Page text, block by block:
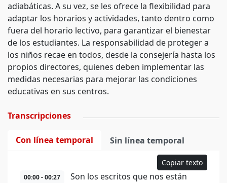
adiabáticas. A su vez, se les ofrece la flexibilidad para
adaptar los horarios y actividades, tanto dentro como
fuera del horario lectivo, para garantizar el bienestar
de los estudiantes. La responsabilidad de proteger a
los niños recae en todos, desde la consejería hasta los
propios directores, quienes deben implementar las
medidas necesarias para mejorar las condiciones
educativas en sus centros.
Transcripciones
Con línea temporal Sin línea temporal
Copiar texto
00:00 - 00:27
Son los escritos que nos están